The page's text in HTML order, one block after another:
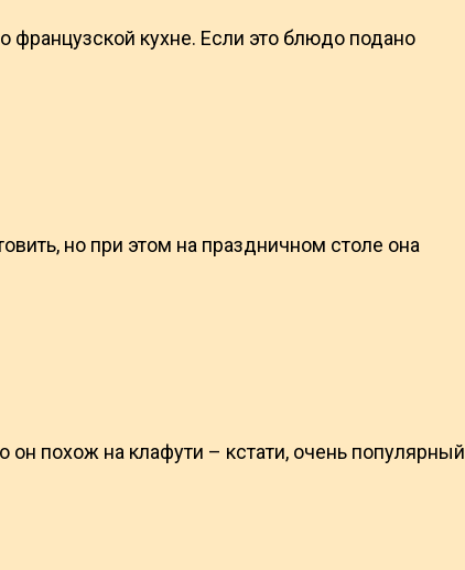
кухне. Если это блюдо подано
но при этом на праздничном столе она
похож на клафути – кстати, очень популярный